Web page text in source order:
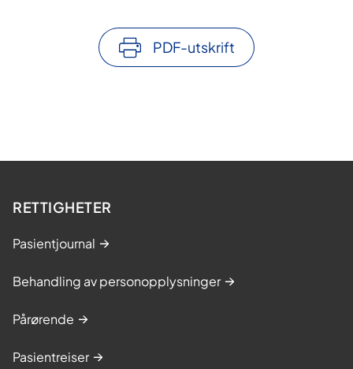
PDF-utskrift
RETTIGHETER
Pasientjournal
Behandling av personopplysninger
Pårørende
Pasientreiser